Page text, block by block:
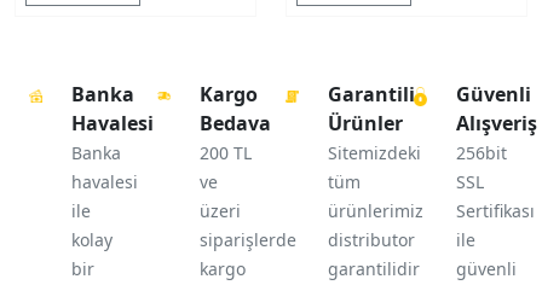
Banka
Havalesi
Banka
havalesi
ile
kolay
bir
Kargo
Bedava
200 TL
ve
üzeri
siparişlerde
kargo
Garantili
Ürünler
Sitemizdeki
tüm
ürünlerimiz
distributor
garantilidir
Güvenli
Alışveriş
256bit
SSL
Sertifikası
ile
güvenli